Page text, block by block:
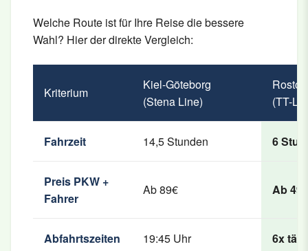
Welche Route ist für Ihre Reise die bessere
Wahl? Hier der direkte Vergleich:
Kriterium
Kiel-Göteborg
(Stena Line)
(TT-
Fahrzeit 14,5 Stunden 6
Preis PKW +
Fahrer
Ab 89€ Ab 49€
Abfahrtszeiten 19:45 Uhr 6x